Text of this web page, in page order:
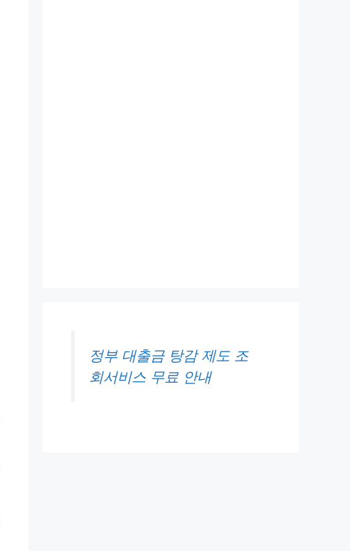
정부 대출금 탕감 제도 조
회서비스 무료 안내